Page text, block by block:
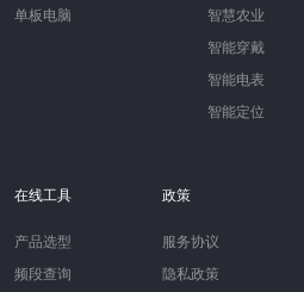
单板电脑
智慧农业
智能穿戴
智能电表
智能定位
在线工具
产品选型
频段查询
政策
服务协议
隐私政策